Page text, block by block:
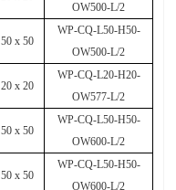
OW500-L/2
50 x 50
WP-CQ-L50-H50-
OW500-L/2
20 x 20
WP-CQ-L20-H20-
OW577-L/2
50 x 50
WP-CQ-L50-H50-
OW600-L/2
50 x 50
WP-CQ-L50-H50-
OW600-L/2